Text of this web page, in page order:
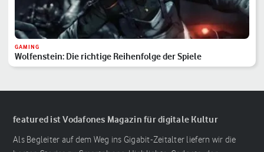
GAMING
Wolfenstein: Die richtige Reihenfolge der Spiele
featured ist Vodafones Magazin für digitale Kultur
Als Begleiter auf dem Weg ins Gigabit-Zeitalter liefern wir die